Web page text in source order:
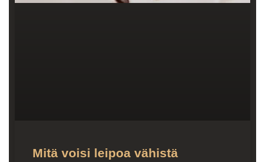
Mitä voisi leipoa vähistä